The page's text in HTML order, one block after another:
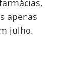
apenas
julho.